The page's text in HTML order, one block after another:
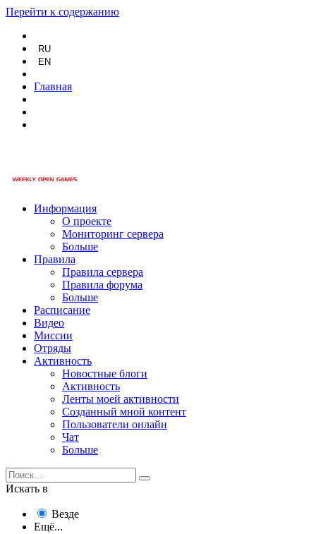
Перейти к содержанию
RU
EN
Главная
Информация
О проекте
Мониторинг сервера
Больше
Правила
Правила сервера
Правила форума
Больше
Расписание
Видео
Миссии
Отряды
Активность
Новостные блоги
Активность
Ленты моей активности
Созданный мной контент
Пользователи онлайн
Чат
Больше
Искать в
Везде
Ещё...